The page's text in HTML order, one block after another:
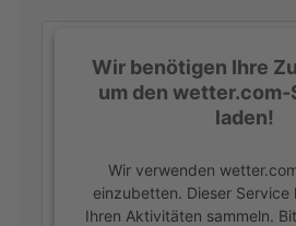
Wir benötigen Ihre
um den
laden!
Wir verwenden
einzubetten. Dieser Service
Ihren Aktivitäten sammeln.